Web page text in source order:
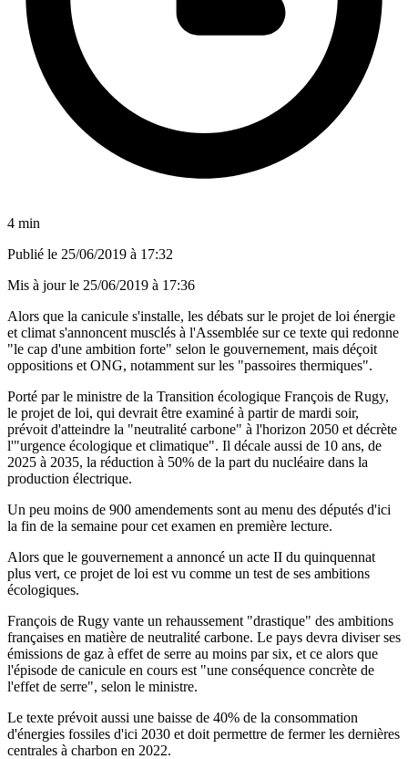
4 min
Publié le 25/06/2019 à 17:32
Mis à jour le 25/06/2019 à 17:36
Alors que la canicule s'installe, les débats sur le projet de loi énergie
et climat s'annoncent musclés à l'Assemblée sur ce texte qui redonne
"le cap d'une ambition forte" selon le gouvernement, mais déçoit
oppositions et ONG, notamment sur les "passoires thermiques".
Porté par le ministre de la Transition écologique François de Rugy,
le projet de loi, qui devrait être examiné à partir de mardi soir,
prévoit d'atteindre la "neutralité carbone" à l'horizon 2050 et décrète
l'"urgence écologique et climatique". Il décale aussi de 10 ans, de
2025 à 2035, la réduction à 50% de la part du nucléaire dans la
production électrique.
Un peu moins de 900 amendements sont au menu des députés d'ici
la fin de la semaine pour cet examen en première lecture.
Alors que le gouvernement a annoncé un acte II du quinquennat
plus vert, ce projet de loi est vu comme un test de ses ambitions
écologiques.
François de Rugy vante un rehaussement "drastique" des ambitions
françaises en matière de neutralité carbone. Le pays devra diviser ses
émissions de gaz à effet de serre au moins par six, et ce alors que
l'épisode de canicule en cours est "une conséquence concrète de
l'effet de serre", selon le ministre.
Le texte prévoit aussi une baisse de 40% de la consommation
d'énergies fossiles d'ici 2030 et doit permettre de fermer les dernières
centrales à charbon en 2022.